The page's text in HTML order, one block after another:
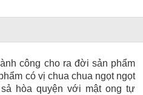
công cho ra đời sản phẩm
có vị chua chua ngọt ngọt
hòa quyện với mật ong tự